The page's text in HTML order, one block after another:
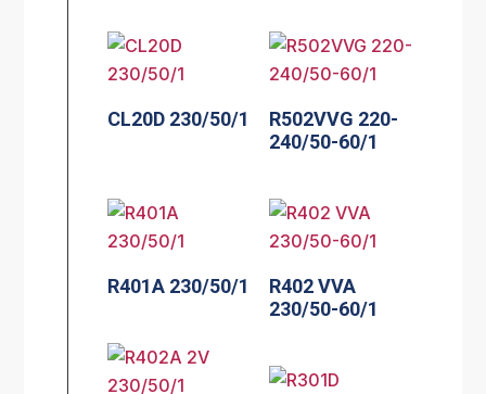
CL20D 230/50/1
R502VVG 220-
240/50-60/1
R401A 230/50/1
R402 VVA
230/50-60/1